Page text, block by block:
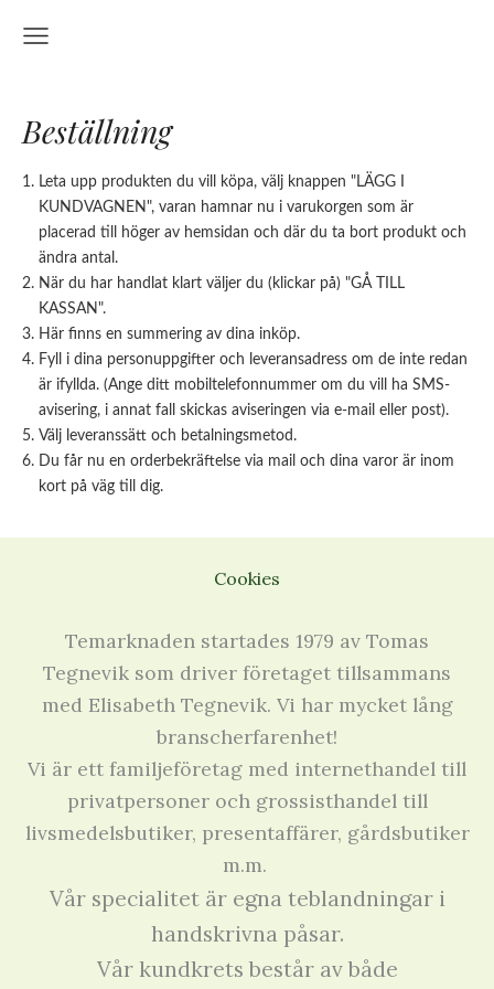
Beställning
Leta upp produkten du vill köpa, välj knappen "LÄGG I
KUNDVAGNEN", varan hamnar nu i varukorgen som är
placerad till höger av hemsidan och där du ta bort produkt och
ändra antal.
När du har handlat klart väljer du (klickar på) "GÅ TILL
KASSAN".
Här finns en summering av dina inköp.
Fyll i dina personuppgifter och leveransadress om de inte redan
är ifyllda. (Ange ditt mobiltelefonnummer om du vill ha SMS-
avisering, i annat fall skickas aviseringen via e-mail eller post).
Välj leveranssätt och betalningsmetod.
Du får nu en orderbekräftelse via mail och dina varor är inom
kort på väg till dig.
Cookies
Temarknaden startades 1979 av Tomas
Tegnevik som driver företaget tillsammans
med Elisabeth Tegnevik. Vi har mycket lång
branscherfarenhet!
Vi är ett familjeföretag med internethandel till
privatpersoner och grossisthandel till
livsmedelsbutiker, presentaffärer, gårdsbutiker
m.m.
Vår specialitet är egna teblandningar i
handskrivna påsar.
Vår kundkrets består av både